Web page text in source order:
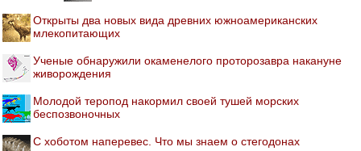
Открыты два новых вида древних южноамериканских
млекопитающих
Ученые обнаружили окаменелого проторозавра накануне
живорождения
Молодой теропод накормил своей тушей морских
беспозвоночных
С хоботом наперевес. Что мы знаем о стегодонах